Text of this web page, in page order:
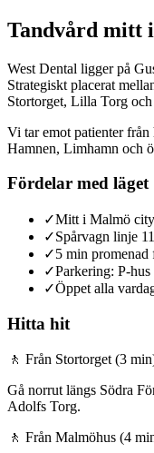
Tandvård mitt
West Dental ligger på
Strategiskt placerat
Stortorget, Lilla Torg och
Vi tar emot patienter
Hamnen, Limhamn och
Fördelar med läget
✓Mitt i Malmö
✓Spårvagn linje
✓5 min promenad
✓Parkering: P-
✓Öppet alla
Hitta hit
🚶 Från Stortorget (3
Gå norrut längs Södra
Adolfs Torg.
🚶 Från Malmöhus (4